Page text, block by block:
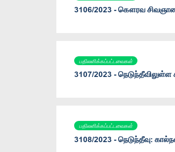
3106/2023 - கௌரவ
பதிலளிக்கப்பட்டவைகள்
3107/2023 - நெடுந்தீவிலுள்ள
பதிலளிக்கப்பட்டவைகள்
3108/2023 - நெடுந்தீவு: